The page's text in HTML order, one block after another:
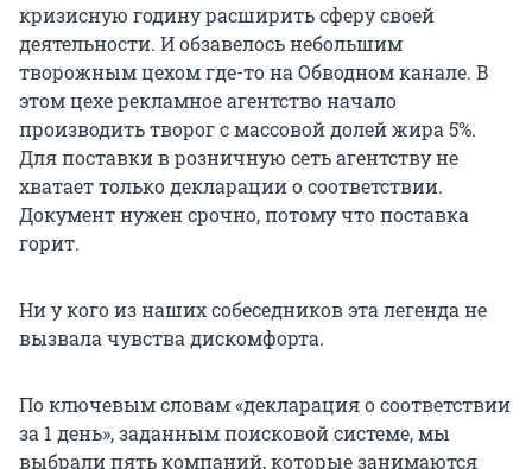
кризисную годину расширить сферу своей
деятельности. И обзавелось небольшим
творожным цехом где-то на Обводном канале. В
этом цехе рекламное агентство начало
производить творог с массовой долей жира 5%.
Для поставки в розничную сеть агентству не
хватает только декларации о соответствии.
Документ нужен срочно, потому что поставка
горит.
Ни у кого из наших собеседников эта легенда не
вызвала чувства дискомфорта.
По ключевым словам «декларация о соответствии
за 1 день», заданным поисковой системе, мы
выбрали пять компаний, которые занимаются